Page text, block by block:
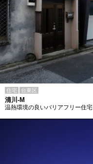
住宅 台東区
清川-M
温熱環境の良いバリアフリー住宅